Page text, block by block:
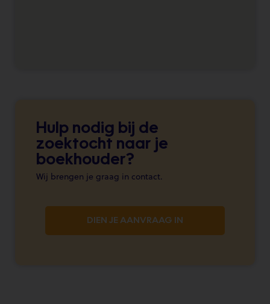
Hulp nodig bij de
zoektocht naar je
boekhouder?
Wij brengen je graag in contact.
DIEN JE AANVRAAG IN